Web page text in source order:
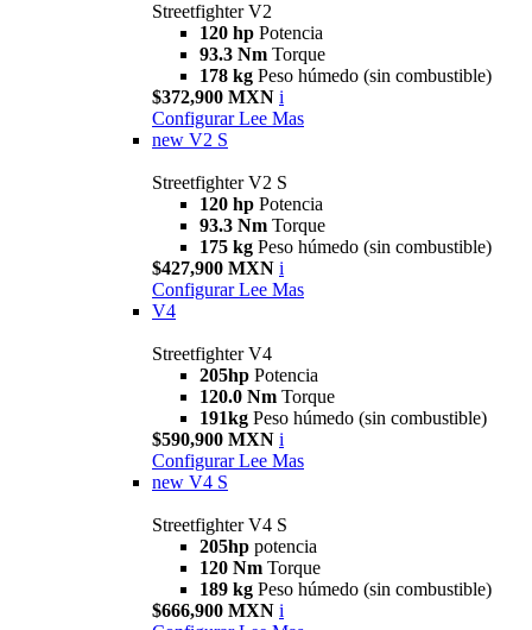
Streetfighter V2
120 hp Potencia
93.3 Nm Torque
178 kg Peso húmedo (sin combustible)
$372,900 MXN i
Configurar Lee Mas
new V2 S
Streetfighter V2 S
120 hp Potencia
93.3 Nm Torque
175 kg Peso húmedo (sin combustible)
$427,900 MXN i
Configurar Lee Mas
V4
Streetfighter V4
205hp Potencia
120.0 Nm Torque
191kg Peso húmedo (sin combustible)
$590,900 MXN i
Configurar Lee Mas
new V4 S
Streetfighter V4 S
205hp potencia
120 Nm Torque
189 kg Peso húmedo (sin combustible)
$666,900 MXN i